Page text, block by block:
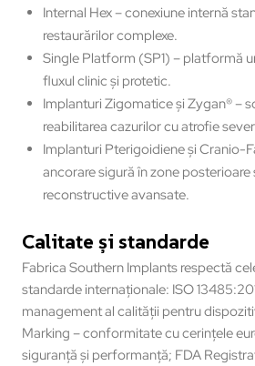
Internal Hex – conexiune internă
restaurărilor complexe.
Single Platform (SP1) – platformă
fluxul clinic și protetic.
Implanturi Zigomatice și Zygan® –
reabilitarea cazurilor cu atrofie
Implanturi Pterigoidiene și Cranio-
ancorare sigură în zone
reconstructive avansate.
Calitate și standarde
Fabrica Southern Implants respectă
standarde internaționale: ISO
management al calității pentru
Marking – conformitate cu cerințele
siguranță și performanță; FDA